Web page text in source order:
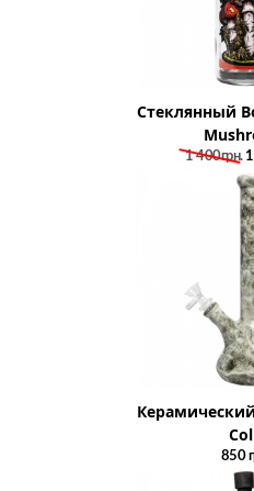
Стеклянный
1 400грн.
850